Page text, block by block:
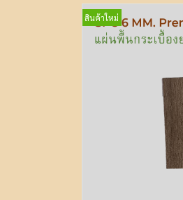
สินค้าใหม่